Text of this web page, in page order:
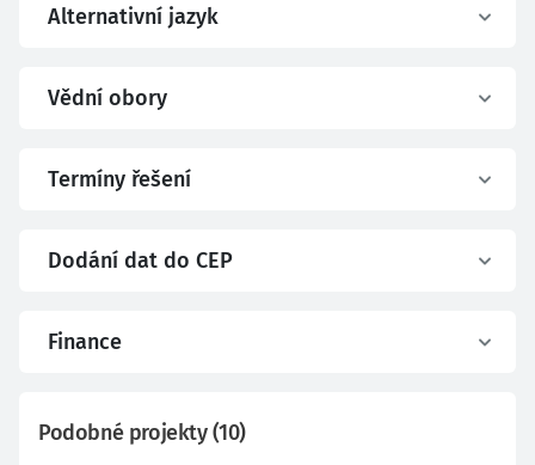
Alternativní jazyk
Vědní obory
Termíny řešení
Dodání dat do CEP
Finance
Podobné projekty(10)